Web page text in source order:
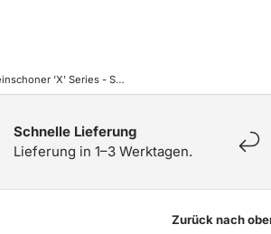
Caged Schienbeinschoner 'X' Series - Schwarz/Schwarz
Schnelle Lieferung
Lieferung in 1–3 Werktagen.
Zurück nach